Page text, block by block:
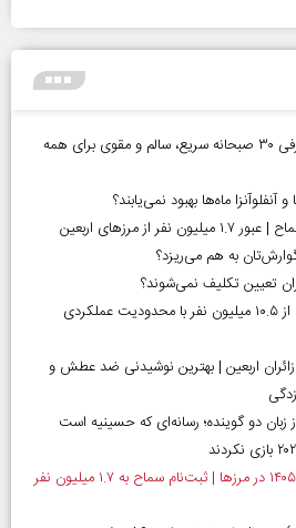
صبحانه چی درست کنم؟ معرفی ۳۰ صبحانه سریع، سالم و مقوی برای همه
آنفلوآنزا ماه‌ها بهبود نمی‌یابند؟
به هم می‌ریزد؟
تعیین تکلیف نمی‌شوند؟
آمار معلولیت در ایران | بیش از ۱۰.۵ میلیون نفر با محدودیت عملکردی
اربعین | بهترین نوشیدنی ضد عطش و
زبان دو گوینده؛ رسانه‌ای که حسینیه است
آغاز رسمی برنامه‌های اربعین ۱۴۰۵ در مرز‌ها | ثبت‌نام سماح به ۱.۷ میلیون نفر